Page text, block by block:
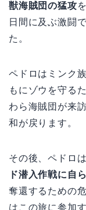
獣海賊団の猛攻
日間に及ぶ激闘
た。
ペドロはミンク
もにゾウを守る
わら海賊団が来
和が戻ります。
その後、ペドロは
ド潜入作戦に自
奪還するための
はこの旅に参加